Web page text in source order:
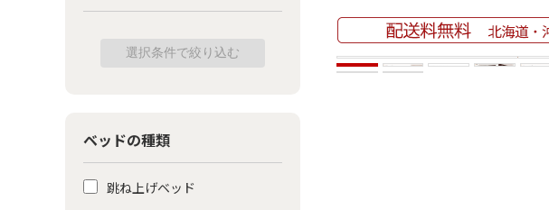
ベッドの種類
跳ね上げベッド